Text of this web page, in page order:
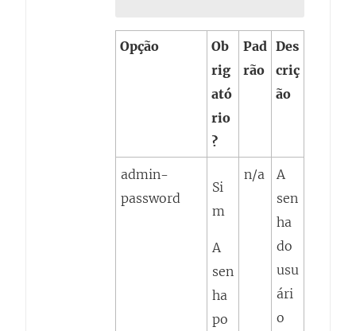
Opção
Ob
rig
ató
rio
?
Pad
rão
Des
criç
ão
admin-
password
Si
m
A
sen
ha
po
n/a
A
sen
ha
do
usu
ári
o